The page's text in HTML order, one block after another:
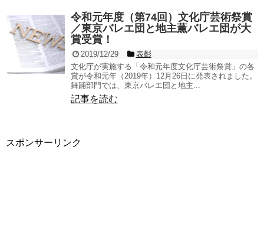
令和元年度（第74回）文化庁芸術祭賞
／東京バレエ団と地主薫バレエ団が大
賞受賞！
2019/12/29
表彰
文化庁が実施する「令和元年度文化庁芸術祭賞」の各
賞が令和元年（2019年）12月26日に発表されました。
舞踊部門では、東京バレエ団と地主...
記事を読む
スポンサーリンク